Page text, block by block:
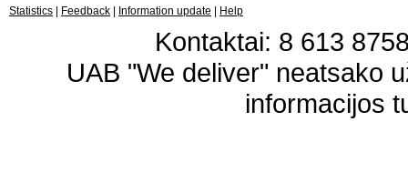
Statistics Feedback Information update Help
Kontaktai: 8 613
UAB "We deliver" neatsako
informacijos